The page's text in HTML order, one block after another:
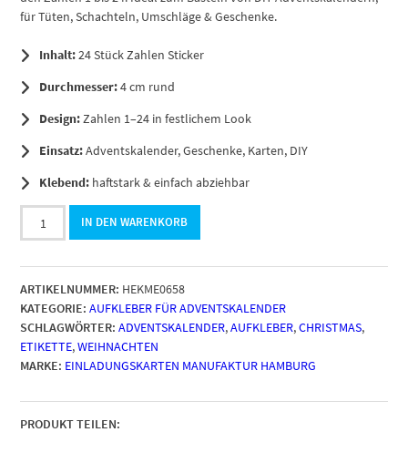
für Tüten, Schachteln, Umschläge & Geschenke.
Inhalt:24 Stück Zahlen Sticker
Durchmesser:4 cm rund
Design:Zahlen 1–24 in festlichem Look
Einsatz:Adventskalender, Geschenke, Karten, DIY
Klebend: haftstark & einfach abziehbar
Adventskalender-
Zahlen
1
bis
24
/
Vintage
Zahlen
/
Etiketten
IN DEN WARENKORB
ARTIKELNUMMER: HEKME0658
KATEGORIE: AUFKLEBER FÜR ADVENTSKALENDER
SCHLAGWÖRTER: ADVENTSKALENDER,AUFKLEBER,CHRISTMAS,
ETIKETTE,WEIHNACHTEN
MARKE: EINLADUNGSKARTEN MANUFAKTUR HAMBURG
PRODUKT TEILEN: